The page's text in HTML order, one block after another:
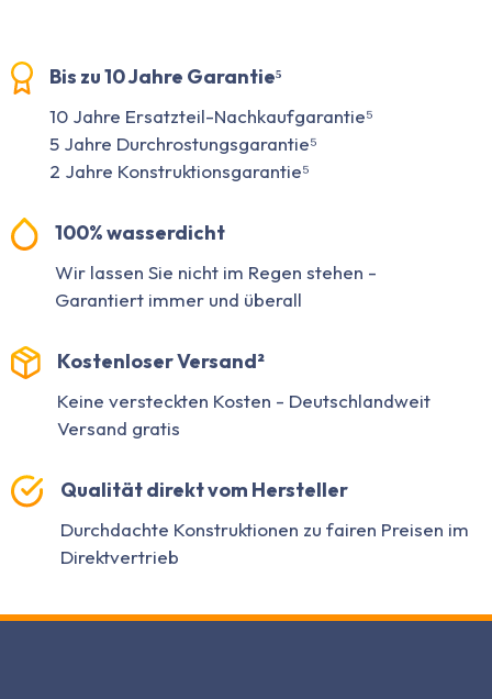
Bis zu 10 Jahre Garantie⁵
10 Jahre Ersatzteil-Nachkaufgarantie⁵
5 Jahre Durchrostungsgarantie⁵
2 Jahre Konstruktionsgarantie⁵
100% wasserdicht
Wir lassen Sie nicht im Regen stehen -
Garantiert immer und überall
Kostenloser Versand²
Keine versteckten Kosten - Deutschlandweit
Versand gratis
Qualität direkt vom Hersteller
Durchdachte Konstruktionen zu fairen Preisen im
Direktvertrieb